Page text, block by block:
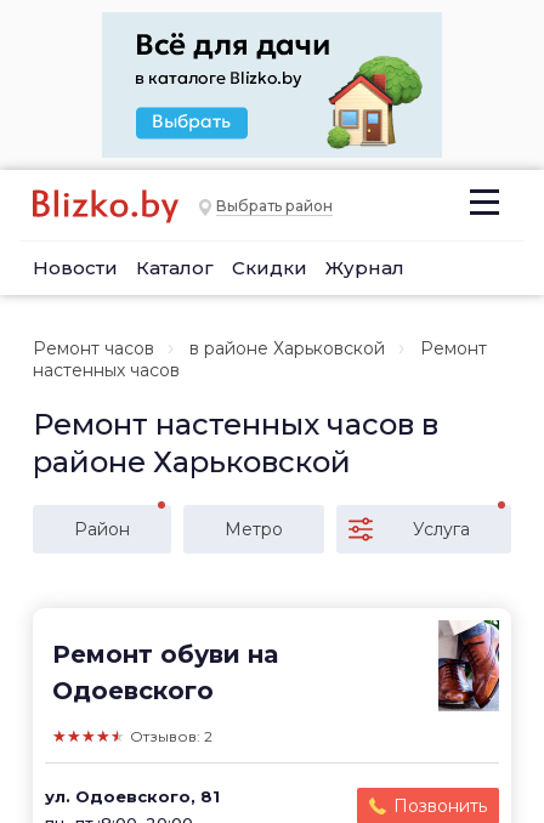
Выбрать район
Новости Каталог Скидки Журнал
Ремонт часов в районе Харьковской
Ремонт
настенных часов
Ремонт настенных часов в
районе Харьковской
Район Метро Услуга
Ремонт обуви на
Одоевского
★★★★★ Отзывов: 2
ул. Одоевского, 81
Позвонить